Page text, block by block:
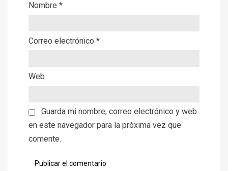
Nombre *
Correo electrónico *
Web
Guarda mi nombre, correo electrónico y web
en este navegador para la próxima vez que
comente.